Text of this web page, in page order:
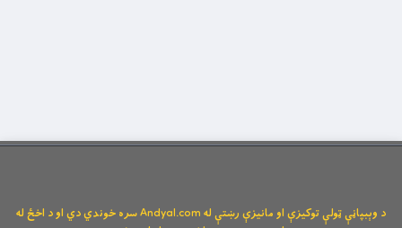
د وېبپاڼې ټولې توکیزې او مانیزې رښتې له Andyal.com سره خوندي دي او د اخځ له